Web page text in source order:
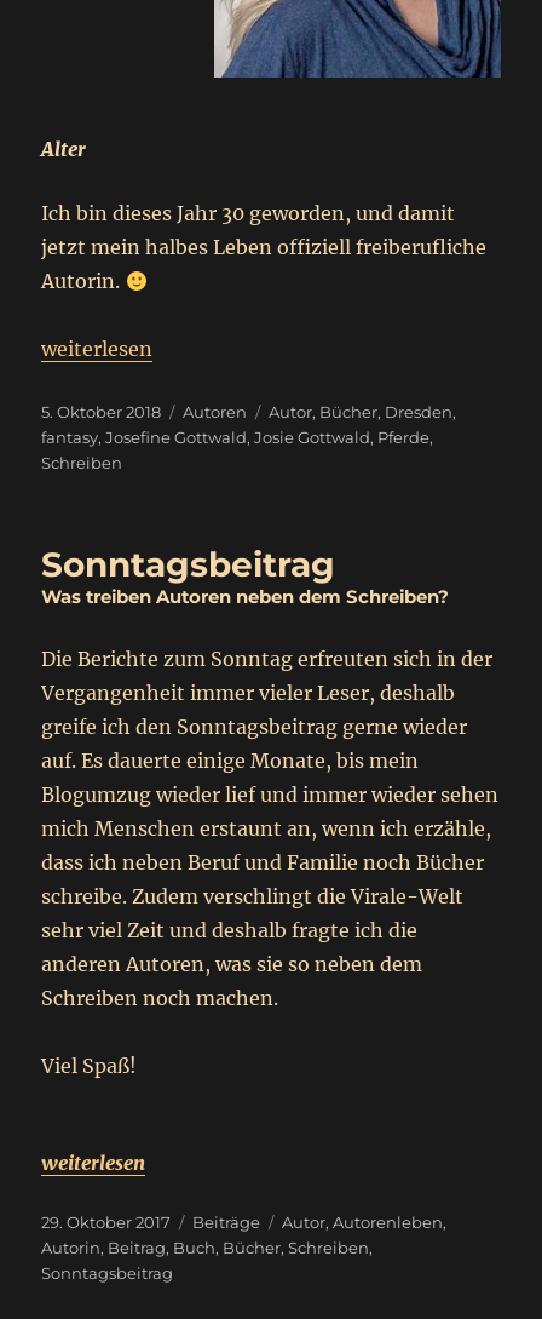
Alter
Ich bin dieses Jahr 30 geworden, und damit
jetzt mein halbes Leben offiziell freiberufliche
Autorin.
„Autorensteckbrief
weiterlesen
Veröffentlicht
am
5. Oktober 2018 Kategorien
Autoren Schlagwörter
Autor, Bücher, Dresden,
fantasy,Josefine Gottwald,Josie Gottwald, Pferde,
Schreiben
Sonntagsbeitrag
Was treiben Autoren neben dem Schreiben?
Die Berichte zum Sonntag erfreuten sich in der
Vergangenheit immer vieler Leser, deshalb
greife ich den Sonntagsbeitrag gerne wieder
auf. Es dauerte einige Monate, bis mein
Blogumzug wieder lief und immer wieder sehen
mich Menschen erstaunt an, wenn ich erzähle,
dass ich neben Beruf und Familie noch Bücher
schreibe. Zudem verschlingt die Virale-Welt
sehr viel Zeit und deshalb fragte ich die
anderen Autoren, was sie so neben dem
Schreiben noch machen.
Viel Spaß!
„Sonntagsbeitrag
weiterlesen
Veröffentlicht
am
29. Oktober 2017 Kategorien
Beiträge Schlagwörter
Autor,Autorenleben,
Autorin, Beitrag, Buch, Bücher,Schreiben,
Sonntagsbeitrag